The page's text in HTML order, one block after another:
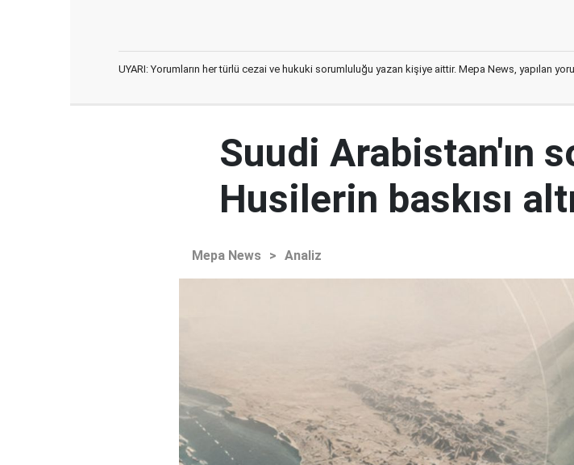
UYARI: Yorumların her türlü cezai ve hukuki sorumluluğu yazan kişiye aittir. Mepa News, yapılan
Suudi Arabistan'ın
Husilerin baskısı
Mepa News > Analiz